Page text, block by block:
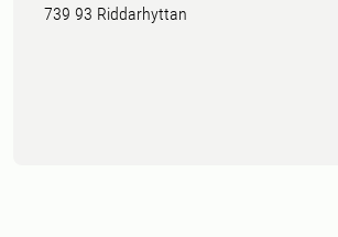
739 93 Riddarhyttan